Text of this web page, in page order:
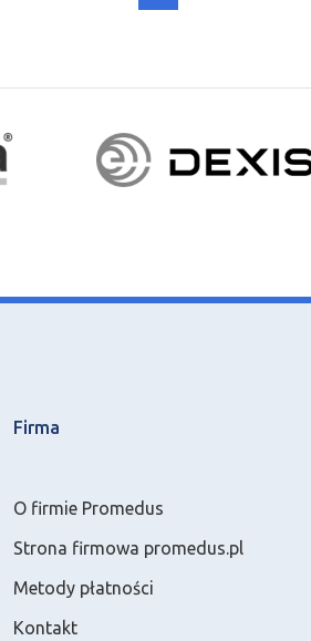
Firma
O firmie Promedus
Strona firmowa promedus.pl
Metody płatności
Kontakt